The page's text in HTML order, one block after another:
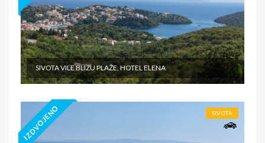
SIVOTA VILE BLIZU PLAŽE, HOTEL ELENA
IZDVOJENO SIVOTA